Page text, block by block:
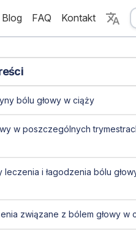
Blog FAQ Kontakt
bólu głowy w ciąży
w poszczególnych
leczenia i łagodzenia bólu
związane z bólem głowy w